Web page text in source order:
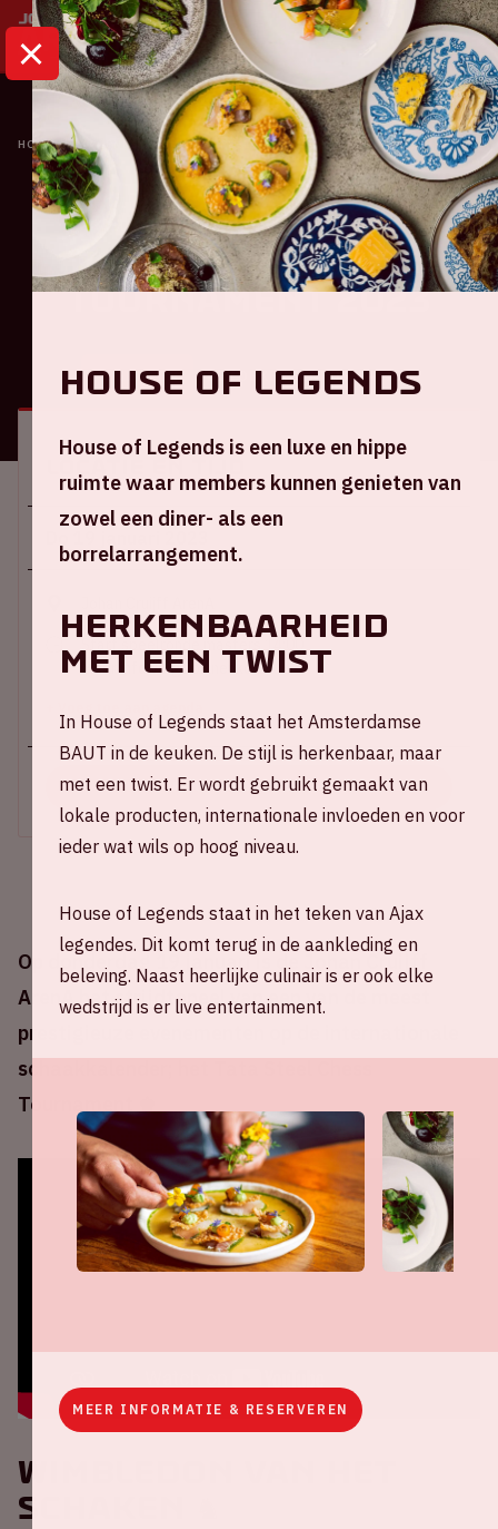
HOME KALENDER TATA STEEL CHESS TOURNAMENT 2023
Sportevenementen
Tata Steel Chess
Tournament 2023
ALGEMEEN BEZOEKERSINFORMATIE
Op donderdag 19 januari is de Johan Cruijff
ArenA het strijdtoneel van een van de meest
prestigieuze evenementen op de internationale
schaakkalender; het Tata Steel Chess
Tournament ♚
Wimbledon van het
schaken ♞
Locatie en tijd
Meer info volgt binnenkort
KOOP TICKETS
House of Legends
House of Legends is een luxe en hippe
ruimte waar members kunnen genieten van
zowel een diner- als een
borrelarrangement.
Herkenbaarheid
met een twist
In House of Legends staat het Amsterdamse
BAUT in de keuken. De stijl is herkenbaar, maar
met een twist. Er wordt gebruikt gemaakt van
lokale producten, internationale invloeden en voor
ieder wat wils op hoog niveau.
House of Legends staat in het teken van Ajax
legendes. Dit komt terug in de aankleding en
beleving. Naast heerlijke culinair is er ook elke
wedstrijd is er live entertainment.
MEER INFORMATIE & RESERVEREN